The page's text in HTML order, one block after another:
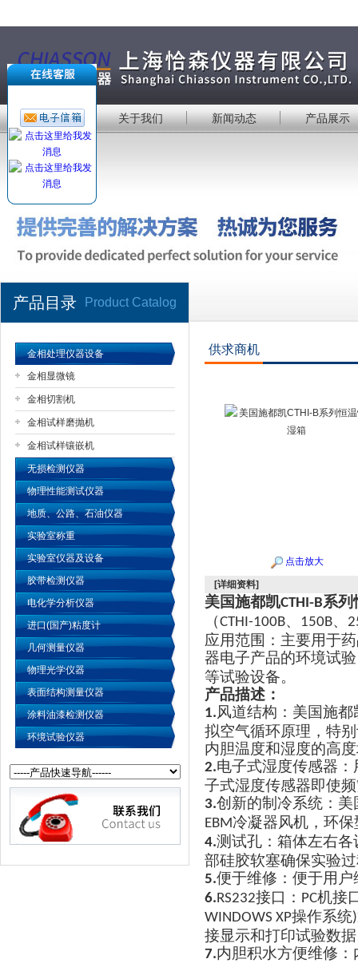
公司名称
首 页 关于我们 新闻动态 产品展示
产品目录 Product Catalog
金相处理仪器设备
金相显微镜
金相切割机
金相试样磨抛机
金相试样镶嵌机
无损检测仪器
物理性能测试仪器
地质、公路、石油仪器
实验室称重
实验室仪器及设备
胶带检测仪器
电化学分析仪器
进口(国产)粘度计
几何测量仪器
物理光学仪器
表面结构测量仪器
涂料油漆检测仪器
环境试验仪器
供求商机
点击放大
[详细资料]
美国施都凯CTHI-B系列
（CTHI-100B、 150B、
应用范围：主要用于
器电子产品的环境试验
等试验设备。
产品描述：
1.风道结构 ：美国施都
拟空气循环原理 ， 特
内胆温度和湿度的高
2.电子式湿度传感器 ：
子式湿度传感器即使
3.创新的制冷系统：美
EBM冷凝器风机 ， 环保
4.测试孔 ： 箱体左右各
部硅胶软塞确保实验
5.便于维修 ： 便于用户
6.RS232接口： PC机接
WINDOWS XP操作系统)
接显示和打印试验数据
7.内胆积水方便维修 ：